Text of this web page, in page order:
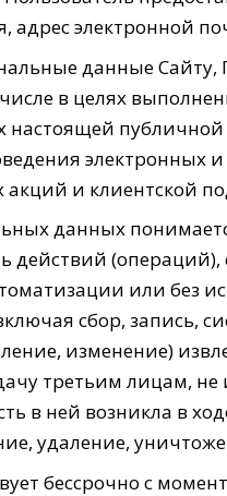
электронной
данные Сайту,
в целях
настоящей
электронных
акций и клиентской
данных
действий
или без
сбор, запись,
изменение)
третьим лицам,
в ней возникла в
удаление,
бессрочно с